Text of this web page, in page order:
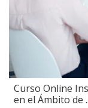
Curso Online
en el Ámbito de